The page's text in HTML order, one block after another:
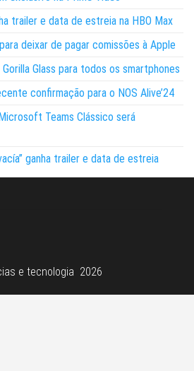
trailer e data de estreia na HBO Max
deixar de pagar comissões à Apple
Glass para todos os smartphones
confirmação para o NOS Alive’24
Teams Clássico será
ganha trailer e data de estreia
e tecnologia 2026